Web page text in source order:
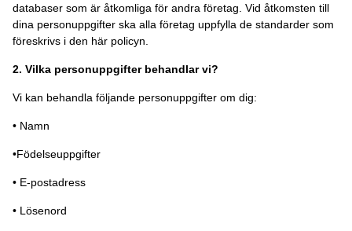
databaser som är åtkomliga för andra företag. Vid åtkomsten till
dina personuppgifter ska alla företag uppfylla de standarder som
föreskrivs i den här policyn.
2. Vilka personuppgifter behandlar vi?
Vi kan behandla följande personuppgifter om dig:
• Namn
•Födelseuppgifter
• E-postadress
• Lösenord